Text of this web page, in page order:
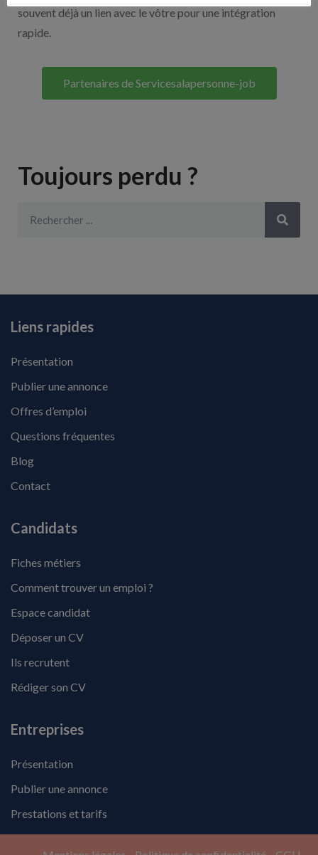
souvent déjà un lien avec le vôtre pour une intégration
rapide.
Partenaires de Servicesalapersonne-job
Toujours perdu ?
Liens rapides
Présentation
Publier une annonce
Offres d’emploi
Questions fréquentes
Blog
Contact
Candidats
Fiches métiers
Comment trouver un emploi ?
Espace candidat
Déposer un CV
Ils recrutent
Rédiger son CV
Entreprises
Présentation
Publier une annonce
Prestations et tarifs